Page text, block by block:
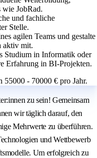
JobRad.
und fachliche
Stelle.
agilen Teams und gestalte
aktiv mit.
Studium in Informatik oder
Erfahrung in BI-Projekten.
55000 - 70000 € pro Jahr.
zu sein! Gemeinsam
wir täglich darauf, den
Mehrwerte zu überführen.
und Wettbewerb
Um erfolgreich zu